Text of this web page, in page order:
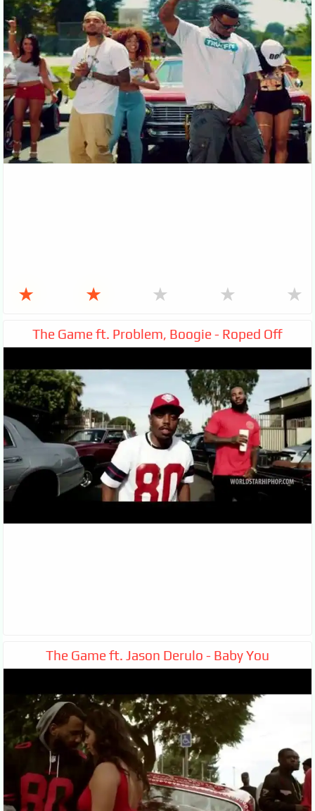
★ ★ ★ ★ ★
The Game ft. Problem, Boogie - Roped Off
The Game ft. Jason Derulo - Baby You